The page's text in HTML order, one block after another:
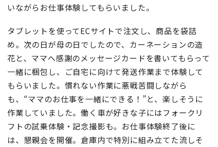
いながらお仕事体験してもらいました。
タブレットを使ってECサイトで注文し、商品を袋詰
め。次の日が母の日でしたので、カーネーションの造
花と、ママへ感謝のメッセージカードを書いてもらって
一緒に梱包し、ご自宅に向けて発送作業まで体験して
もらいました。慣れない作業に悪戦苦闘しながら
も、“ママのお仕事を一緒にできる！”と、楽しそうに
作業していました。働く車が好きな子にはフォークリ
フトの試乗体験・記念撮影も。お仕事体験終了後に
は、懇親会を開催。倉庫内で特別に組み立てた流しそ